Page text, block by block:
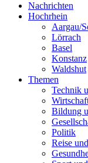
Nachrichten
Hochrhein
Aargau/
Lörrach
Basel
Konstanz
Waldshut
Themen
Technik
Bildung
Politik
Reise